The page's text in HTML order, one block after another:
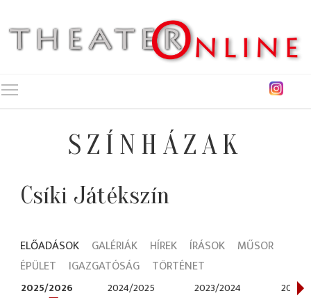
SZÍNHÁZAK
Csíki Játékszín
ELŐADÁSOK GALÉRIÁK HÍREK ÍRÁSOK
MŰSOR
ÉPÜLET
IGAZGATÓSÁG TÖRTÉNET
2025/2026 2024/2025 2023/2024 2022/